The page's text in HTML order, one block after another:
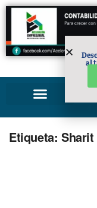
Etiqueta:
al